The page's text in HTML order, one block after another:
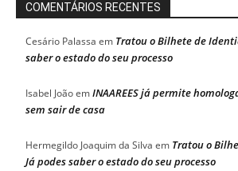
COMENTÁRIOS RECENTES
Cesário Palassa em Tratou o Bilhete de
saber o estado do seu processo
Isabel JoãoemINAAREES já permite
sem sair de casa
Hermegildo Joaquim da Silva em Tratou o
Já podes saber o estado do seu processo